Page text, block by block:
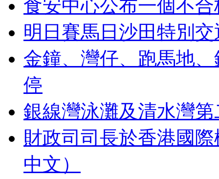
食安中心公布一個不
明日賽馬日沙田特別
金鐘、灣仔、跑馬地
停
銀線灣泳灘及清水灣
財政司司長於香港國
中文）